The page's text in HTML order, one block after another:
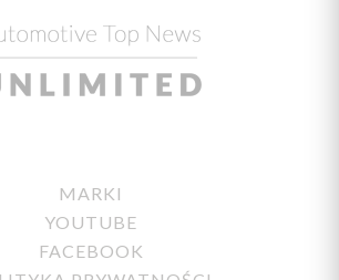
MARKI
YOUTUBE
FACEBOOK